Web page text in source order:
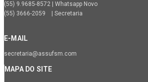
(55) 9.9685-8572 | Whatsapp Novo
(55) 3666-2059 | Secretaria
E-MAIL
secretaria@assufsm.com
MAPA DO SITE